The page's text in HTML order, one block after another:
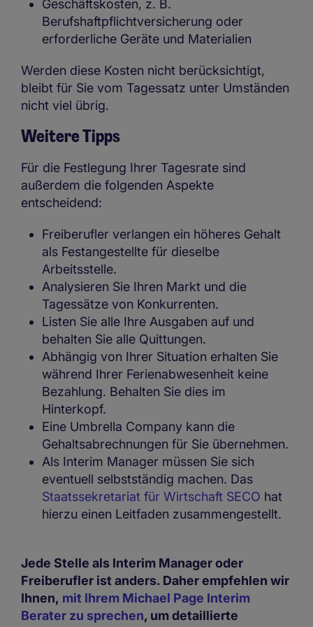
Geschäftskosten, z. B.
Berufshaftpflichtversicherung oder
erforderliche Geräte und Materialien
Werden diese Kosten nicht berücksichtigt,
bleibt für Sie vom Tagessatz unter Umständen
nicht viel übrig.
Weitere Tipps
Für die Festlegung Ihrer Tagesrate sind
außerdem die folgenden Aspekte
entscheidend:
Freiberufler verlangen ein höheres Gehalt
als Festangestellte für dieselbe
Arbeitsstelle.
Analysieren Sie Ihren Markt und die
Tagessätze von Konkurrenten.
Listen Sie alle Ihre Ausgaben auf und
behalten Sie alle Quittungen.
Abhängig von Ihrer Situation erhalten Sie
während Ihrer Ferienabwesenheit keine
Bezahlung. Behalten Sie dies im
Hinterkopf.
Eine Umbrella Company kann die
Gehaltsabrechnungen für Sie übernehmen.
Als Interim Manager müssen Sie sich
eventuell selbstständig machen. Das
Staatssekretariat für Wirtschaft SECO hat
hierzu einen Leitfaden zusammengestellt.
Jede Stelle als Interim Manager oder
Freiberufler ist anders. Daher empfehlen wir
Ihnen, mit Ihrem Michael Page Interim
Berater zu sprechen, um detaillierte